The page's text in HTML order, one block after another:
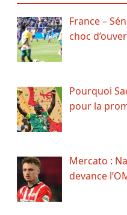
France –
choc
Pourquoi
pour la
Mercato :
devance